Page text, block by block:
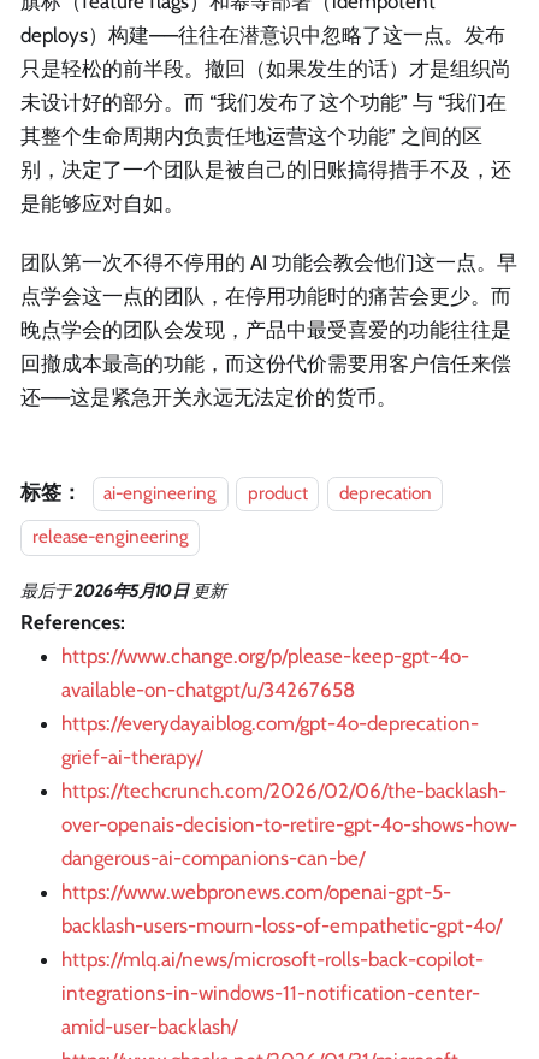
deploys）构建——往往在潜意识中忽略了这一点。发布
只是轻松的前半段。撤回（如果发生的话）才是组织尚
未设计好的部分。而 “我们发布了这个功能” 与 “我们在
其整个生命周期内负责任地运营这个功能” 之间的区
别，决定了一个团队是被自己的旧账搞得措手不及，还
是能够应对自如。
团队第一次不得不停用的 AI 功能会教会他们这一点。早
点学会这一点的团队，在停用功能时的痛苦会更少。而
晚点学会的团队会发现，产品中最受喜爱的功能往往是
回撤成本最高的功能，而这份代价需要用客户信任来偿
还——这是紧急开关永远无法定价的货币。
标签： ai-engineering product
deprecation
release-engineering
最后于2026年5月10日 更新
References:
https://www.change.org/p/please-keep-gpt-4o-
available-on-chatgpt/u/34267658
https://everydayaiblog.com/gpt-4o-deprecation-
grief-ai-therapy/
https://techcrunch.com/2026/02/06/the-backlash-
over-openais-decision-to-retire-gpt-4o-shows-how-
dangerous-ai-companions-can-be/
https://www.webpronews.com/openai-gpt-5-
backlash-users-mourn-loss-of-empathetic-gpt-4o/
https://mlq.ai/news/microsoft-rolls-back-copilot-
integrations-in-windows-11-notification-center-
amid-user-backlash/